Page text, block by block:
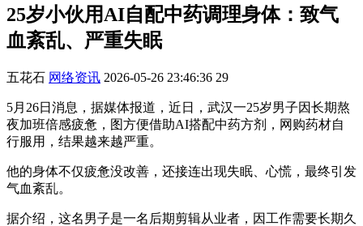
25岁小伙用AI自配中药调理身体：致气
血紊乱、严重失眠
五花石 网络资讯 2026-05-26 23:46:36 29
5月26日消息，据媒体报道，近日，武汉一25岁男子因长期熬
夜加班倍感疲惫，图方便借助AI搭配中药方剂，网购药材自
行服用，结果越来越严重。
他的身体不仅疲惫没改善，还接连出现失眠、心慌，最终引发
气血紊乱。
据介绍，这名男子是一名后期剪辑从业者，因工作需要长期久